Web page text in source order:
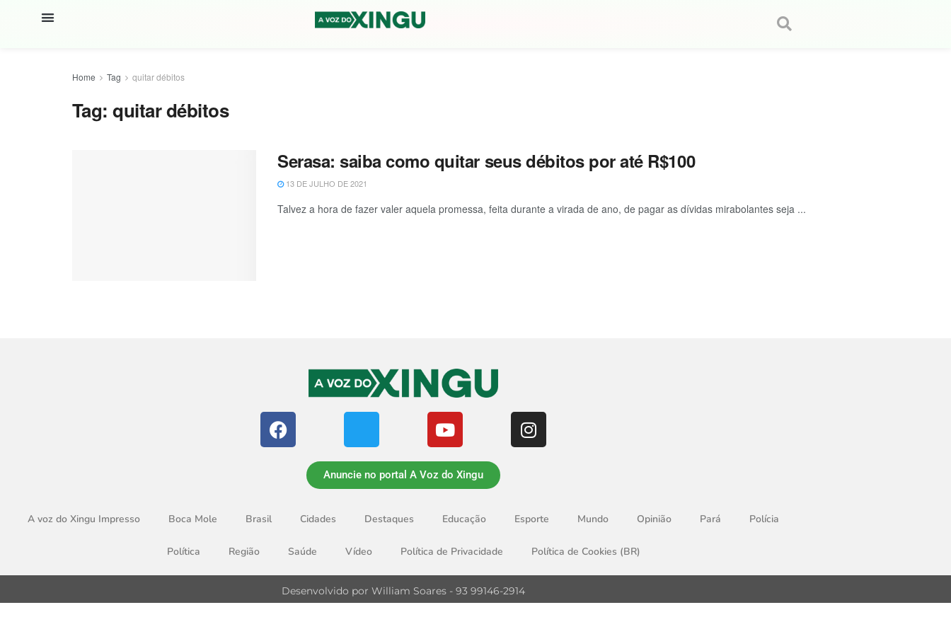
Home Tag quitar débitos
Tag:quitar débitos
Serasa: saiba como quitar seus débitos por até R$100
13 DE JULHO DE 2021
Talvez a hora de fazer valer aquela promessa, feita durante a virada de ano, de pagar as dívidas mirabolantes seja ...
Anuncie no portal A Voz do Xingu
A voz do Xingu Impresso Boca Mole Brasil Cidades Destaques Educação Esporte Mundo Opinião Pará Polícia
Política Região Saúde Vídeo Política de Privacidade Política de Cookies (BR)
Desenvolvido por William Soares - 93 99146-2914